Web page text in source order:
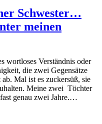
Schwester…
meinen
wortloses Verständnis oder
die zwei Gegensätze
Mal ist es zuckersüß, sie
Meine zwei Töchter
genau zwei Jahre.…